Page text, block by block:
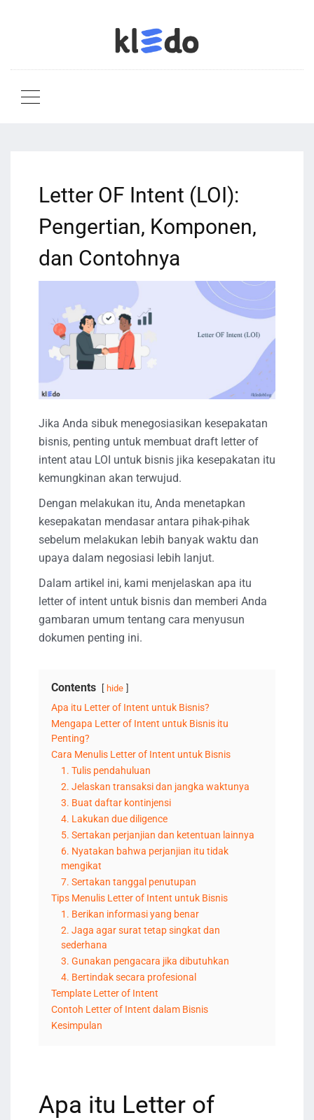
Letter OF Intent (LOI):
Pengertian, Komponen,
dan Contohnya
Jika Anda sibuk menegosiasikan kesepakatan
bisnis, penting untuk membuat draft letter of
intent atau LOI untuk bisnis jika kesepakatan itu
kemungkinan akan terwujud.
Dengan melakukan itu, Anda menetapkan
kesepakatan mendasar antara pihak-pihak
sebelum melakukan lebih banyak waktu dan
upaya dalam negosiasi lebih lanjut.
Dalam artikel ini, kami menjelaskan apa itu
letter of intent untuk bisnis dan memberi Anda
gambaran umum tentang cara menyusun
dokumen penting ini.
Contents hide
Apa itu Letter of Intent untuk Bisnis?
Mengapa Letter of Intent untuk Bisnis itu
Penting?
Cara Menulis Letter of Intent untuk Bisnis
1. Tulis pendahuluan
2. Jelaskan transaksi dan jangka waktunya
3. Buat daftar kontinjensi
4. Lakukan due diligence
5. Sertakan perjanjian dan ketentuan lainnya
6. Nyatakan bahwa perjanjian itu tidak
mengikat
7. Sertakan tanggal penutupan
Tips Menulis Letter of Intent untuk Bisnis
1. Berikan informasi yang benar
2. Jaga agar surat tetap singkat dan
sederhana
3. Gunakan pengacara jika dibutuhkan
4. Bertindak secara profesional
Template Letter of Intent
Contoh Letter of Intent dalam Bisnis
Kesimpulan
Apa itu Letter of